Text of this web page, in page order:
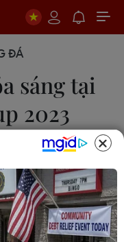
ĐÁ
sáng tại
2023
đã chọn lọc 13 cầu
sân chơi lớn nhất
Á.